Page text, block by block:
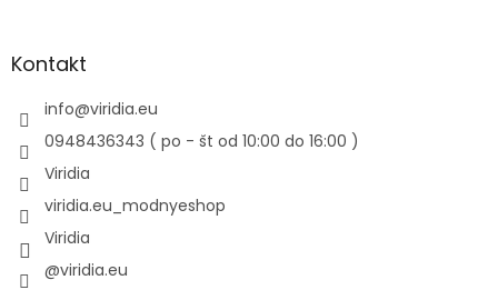
Kontakt
info@viridia.eu
0948436343 ( po - št od 10:00 do 16:00 )
Viridia
viridia.eu_modnyeshop
Viridia
@viridia.eu